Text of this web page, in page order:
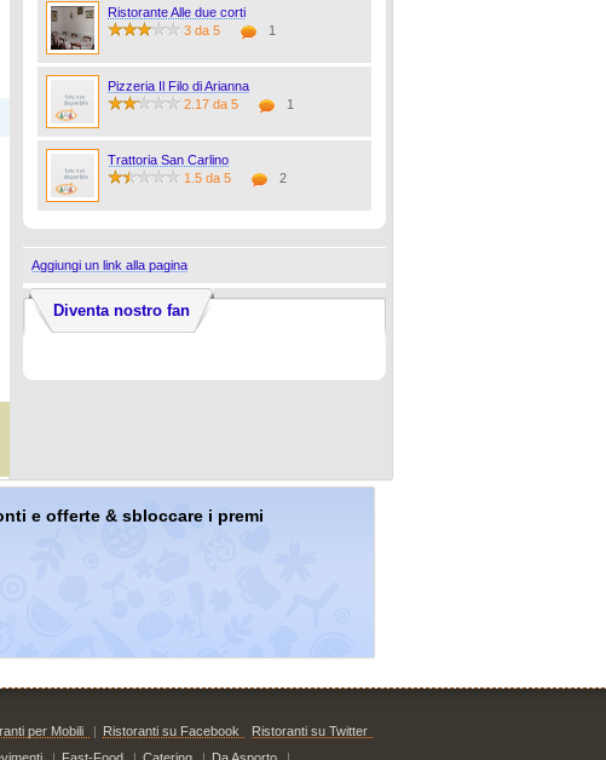
Ristorante Alle due corti
3 da 5
1
Pizzeria Il Filo di Arianna
2.17 da 5
1
Trattoria San Carlino
1.5 da 5
2
Aggiungi un link alla pagina
Diventa nostro fan
e offerte & sbloccare i premi
per Mobili | Ristoranti su Facebook
Ristoranti su Twitter